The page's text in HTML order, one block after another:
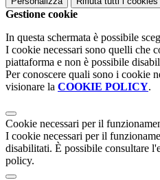
Gestione cookie
In questa schermata è possibile
I cookie necessari sono quelli che
piattaforma e non è possibile
Per conoscere quali sono i cookie
visionare la COOKIE POLICY.
Cookie necessari per il
I cookie necessari per il
disabilitati. È possibile consultare
policy.